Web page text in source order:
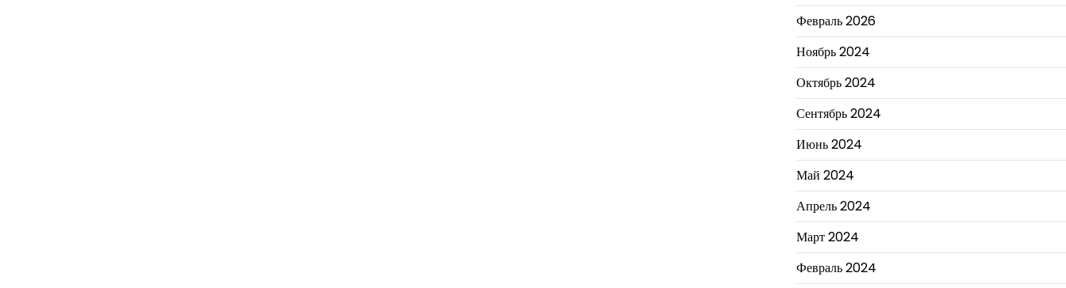
Февраль 2026
Ноябрь 2024
Октябрь 2024
Сентябрь 2024
Июнь 2024
Май 2024
Апрель 2024
Март 2024
Февраль 2024